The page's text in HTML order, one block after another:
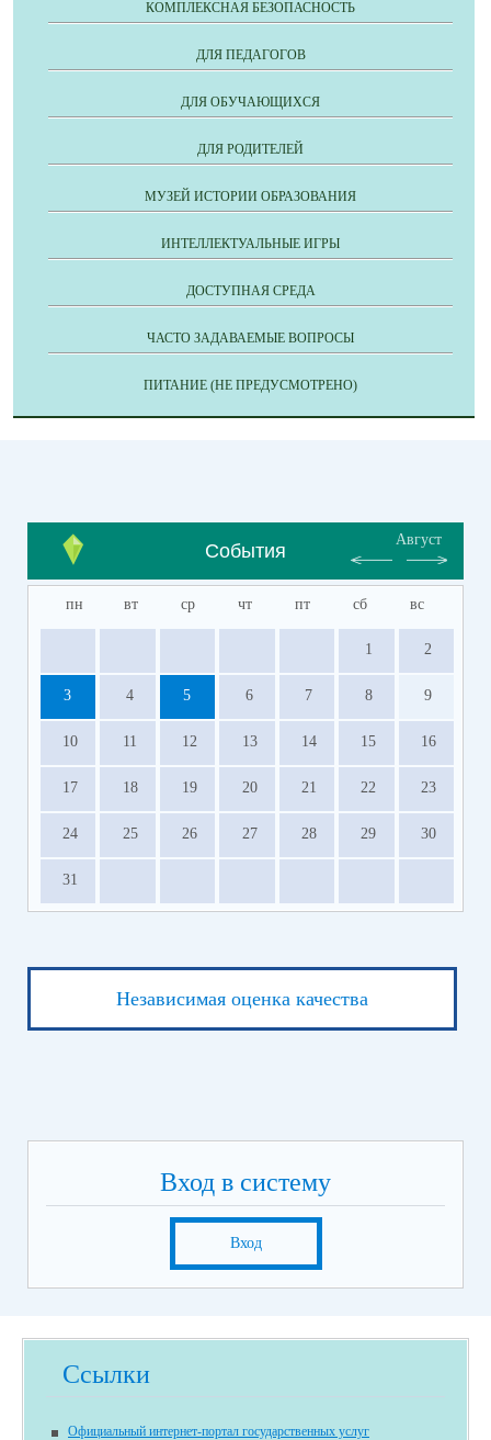
КОМПЛЕКСНАЯ БЕЗОПАСНОСТЬ
ДЛЯ ПЕДАГОГОВ
ДЛЯ ОБУЧАЮЩИХСЯ
ДЛЯ РОДИТЕЛЕЙ
МУЗЕЙ ИСТОРИИ ОБРАЗОВАНИЯ
ИНТЕЛЛЕКТУАЛЬНЫЕ ИГРЫ
ДОСТУПНАЯ СРЕДА
ЧАСТО ЗАДАВАЕМЫЕ ВОПРОСЫ
ПИТАНИЕ (НЕ ПРЕДУСМОТРЕНО)
События
Август
пн вт ср чт пт сб вс
1 2
3 4 5 6 7 8 9
10 11 12 13 14 15 16
17 18 19 20 21 22 23
24 25 26 27 28 29 30
31
Независимая оценка качества
Вход в систему
Вход
Ссылки
Официальный интернет-портал государственных услуг